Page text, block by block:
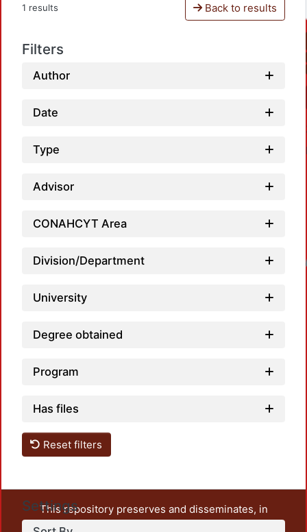
1 results Back to results
Filters
Author
Date
Type
Advisor
CONAHCYT Area
Division/Department
University
Degree obtained
Program
Has files
Reset filters
Settings
This repository preserves and disseminates, in
unrestricted open access, the teaching and research